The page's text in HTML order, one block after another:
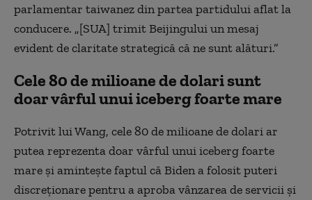
parlamentar taiwanez din partea partidului aflat la
conducere. „[SUA] trimit Beijingului un mesaj
evident de claritate strategică că ne sunt alături.”
Cele 80 de milioane de dolari sunt
doar vârful unui iceberg foarte mare
Potrivit lui Wang, cele 80 de milioane de dolari ar
putea reprezenta doar vârful unui iceberg foarte
mare și amintește faptul că Biden a folosit puteri
discreționare pentru a aproba vânzarea de servicii și